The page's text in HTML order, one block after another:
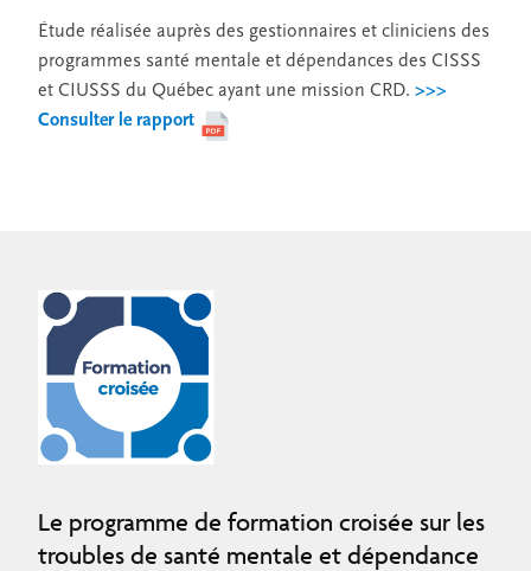
Étude réalisée auprès des gestionnaires et cliniciens des
programmes santé mentale et dépendances des CISSS
et CIUSSS du Québec ayant une mission CRD. >>>
Consulter le rapport
Le programme de formation croisée sur les
troubles de santé mentale et dépendance